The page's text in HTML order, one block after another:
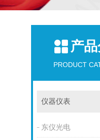
产
PRODUCT
仪器仪表
东仪光电